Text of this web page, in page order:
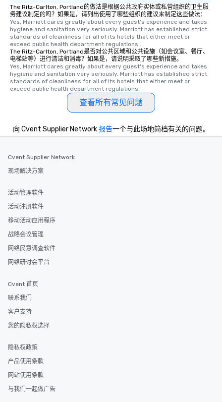
The Ritz-Carlton, Portland的做法是根据公共政府实体或私营组织的卫生服
务建议制定的吗？如果是，请列出使用了哪些组织的建议来制定这些做法：
Yes, Marriott cares greatly about every guest's experience and takes
hygiene and sanitation very seriously. Marriott has established strict
standards of cleanliness for all of its hotels that either meet or
exceed public health department regulations.
The Ritz-Carlton, Portland是否对公共区域和公共设施（如会议室、餐厅、
电梯站等）进行清洁和消毒？如果是，请说明采取了哪些新措施。
Yes, Marriott cares greatly about every guest's experience and takes
hygiene and sanitation very seriously. Marriott has established strict
standards of cleanliness for all of its hotels that either meet or
exceed public health department regulations.
查看所有常见问题
向 Cvent Supplier Network报告一个与此场地简档有关的问题。
Cvent Supplier Network
现场解决方案
活动管理软件
活动注册软件
移动活动应用程序
战略会议管理
网络民意调查软件
网络研讨会平台
Cvent 首页
联系我们
客户支持
您的隐私权选择
隐私权政策
产品使用条款
网站使用条款
与我们一起做广告